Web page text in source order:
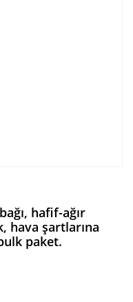
hafif-ağır
hava şartlarına
paket.